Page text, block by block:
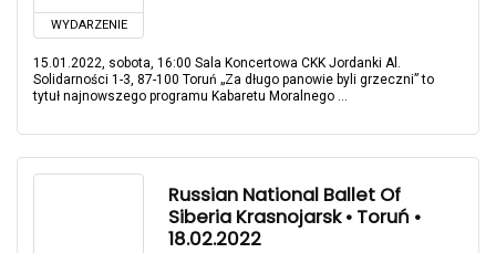
WYDARZENIE
15.01.2022, sobota, 16:00 Sala Koncertowa CKK Jordanki Al.
Solidarności 1-3, 87-100 Toruń „Za długo panowie byli grzeczni” to
tytuł najnowszego programu Kabaretu Moralnego ...
Russian National Ballet Of
Siberia Krasnojarsk • Toruń •
18.02.2022